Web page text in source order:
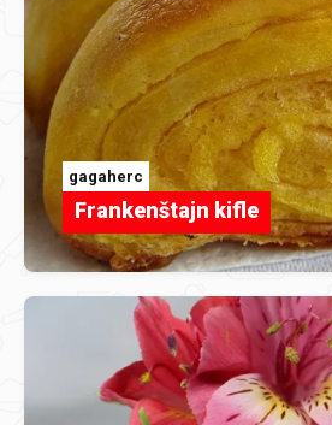
gagaherc
Frankenštajn kifle